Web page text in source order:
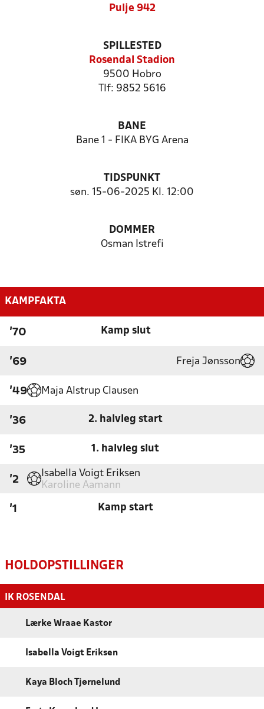
Pulje 942
SPILLESTED
Rosendal Stadion
9500 Hobro
Tlf: 9852 5616
BANE
Bane 1 - FIKA BYG Arena
TIDSPUNKT
søn. 15-06-2025 Kl. 12:00
DOMMER
Osman Istrefi
KAMPFAKTA
'70 Kamp slut
'69 Freja Jønsson
'49 Maja Alstrup Clausen
'36 2. halvleg start
'35 1. halvleg slut
'2
Isabella Voigt Eriksen
Karoline Aamann
'1 Kamp start
HOLDOPSTILLINGER
IK ROSENDAL
Lærke Wraae Kastor
Isabella Voigt Eriksen
Kaya Bloch Tjørnelund